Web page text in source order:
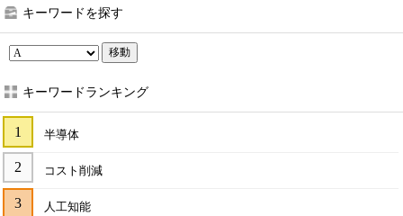
キーワードを探す
移動
キーワードランキング
半導体
コスト削減
人工知能